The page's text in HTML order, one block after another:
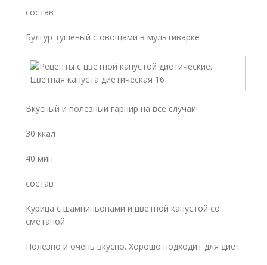
состав
Булгур тушеный с овощами в мультиварке
Вкусный и полезный гарнир на все случаи!
30 ккал
40 мин
состав
Курица с шампиньонами и цветной капустой со
сметаной
Полезно и очень вкусно. Хорошо подходит для диет